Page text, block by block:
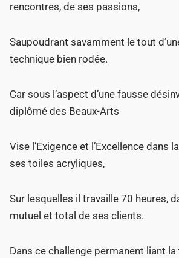
rencontres, de ses passions,
Saupoudrant savamment le tout
technique bien rodée.
Car sous l’aspect d’une fausse
diplômé des Beaux-Arts
Vise l’Exigence et l’Excellence dans
ses toiles acryliques,
Sur lesquelles il travaille 70 heures,
mutuel et total de ses clients.
Dans ce challenge permanent liant